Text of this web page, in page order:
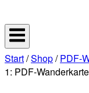
to
content
Start/Shop/PDF-
1: PDF-